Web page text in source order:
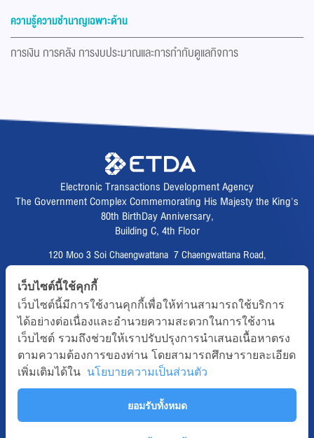
ความรู้ความชำนาญเฉพาะด้าน
การเงิน การคลัง การงบประมาณและการกำกับดูแลกิจการ
Electronic Transactions Development Agency
The Government Complex Commemorating His Majesty the King's
80th BirthDay Anniversary,
Building C, 4th Floor
120 Moo 3 Soi Chaengwattana 7 Chaengwattana Road,
Fax :02 123 1200
CALL CENTER :02 123 1234
email :info@etda.or.th
Follows
Copyright © 2020, All right reserved.ETDA | Electronic Transactions
Development Agency
เว็บไซต์นี้ใช้คุกกี้
เว็บไซต์นี้มีการใช้งานคุกกี้เพื่อให้ท่านสามารถใช้บริการ
ได้อย่างต่อเนื่องและอำนวยความสะดวกในการใช้งาน
เว็บไซต์ รวมถึงช่วยให้เราปรับปรุงการนำเสนอเนื้อหาตรง
ตามความต้องการของท่าน โดยสามารถศึกษารายละเอียด
เพิ่มเติมได้ใน นโยบายความเป็นส่วนตัว
ยอมรับทั้งหมด